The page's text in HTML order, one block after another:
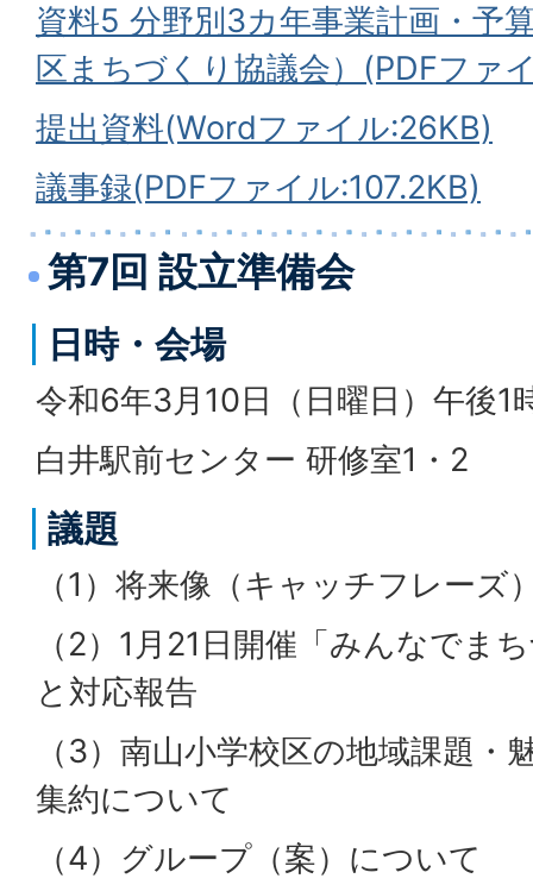
資料5 分野別3カ年事業計画・予
区まちづくり協議会）(PDFファ
提出資料(Wordファイル:26KB)
議事録(PDFファイル:107.2KB)
第7回 設立準備会
日時・会場
令和6年3月10日（日曜日）午後1
白井駅前センター 研修室1・2
議題
（1）将来像（キャッチフレーズ
（2）1月21日開催「みんなでま
と対応報告
（3）南山小学校区の地域課題・
集約について
（4）グループ（案）について